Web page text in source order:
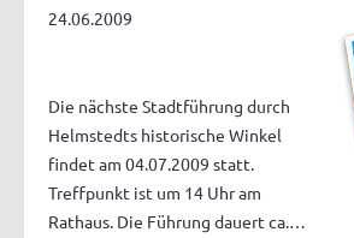
24.06.2009
Die nächste Stadtführung durch
Helmstedts historische Winkel
findet am 04.07.2009 statt.
Treffpunkt ist um 14 Uhr am
Rathaus. Die Führung dauert ca.…